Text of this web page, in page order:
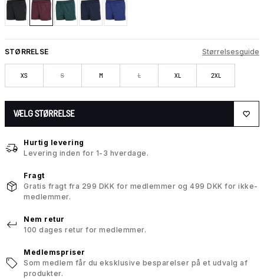
STØRRELSE Størrelsesguide
XS S M L XL 2XL
VÆLG STØRRELSE
Hurtig levering
Levering inden for 1-3 hverdage.
Fragt
Gratis fragt fra 299 DKK for medlemmer og 499 DKK for ikke-
medlemmer.
Nem retur
100 dages retur for medlemmer.
Medlemspriser
Som medlem får du eksklusive besparelser på et udvalg af
produkter.